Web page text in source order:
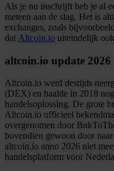
Als je nu inschrijft heb je al
meteen aan de slag. Het is
exchanges, zoals bijvoorbeeld
dat Altcoin.io uiteindelijk
altcoin.io update 2026
Altcoin.io werd destijds
(DEX) en haalde in 2018
handelsoplossing. De grote
Altcoin.io officieel
overgenomen door
bovendien gewoon door
altcoin.io anno 2026 niet
handelsplatform voor